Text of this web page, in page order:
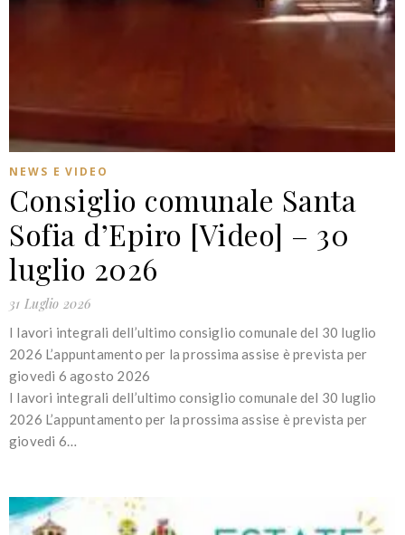
NEWS E VIDEO
Consiglio comunale Santa
Sofia d’Epiro [Video] – 30
luglio 2026
31 Luglio 2026
I lavori integrali dell’ultimo consiglio comunale del 30 luglio
2026 L’appuntamento per la prossima assise è prevista per
giovedi 6 agosto 2026
I lavori integrali dell’ultimo consiglio comunale del 30 luglio
2026 L’appuntamento per la prossima assise è prevista per
giovedi 6…